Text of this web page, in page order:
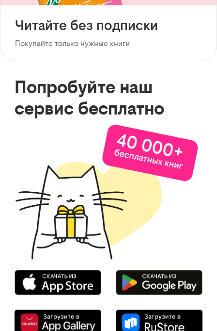
Читайте без подписки
Покупайте только нужные книги
Попробуйте наш
сервис бесплатно